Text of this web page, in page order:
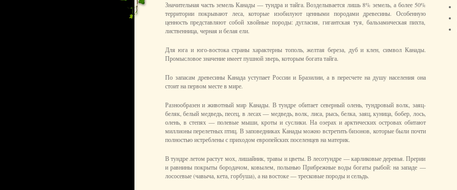
Значительная часть земель Канады — тундра и тайга. Возделывается лишь 8% земель, а более 50%
территории покрывают леса, которые изобилуют ценными породами древесины. Особенную
ценность представляют собой хвойные породы: дугласия, гигантская туя, бальзамическая пихта,
лиственница, черная и белая ели.
Для юга и юго-востока страны характерны тополь, желтая береза, дуб и клен, символ Канады.
Промысловое значение имеет пушной зверь, которым богата тайга.
По запасам древесины Канада уступает России и Бразилии, а в пересчете на душу населения она
стоит на первом месте в мире.
Разнообразен и животный мир Канады. В тундре обитает северный олень, тундровый волк, заяц-
беляк, белый медведь, песец, в лесах — медведь, волк, лиса, рысь, белка, заяц, куница, бобер, лось,
олень, в степях — полевые мыши, кроты и суслики. На озерах и арктических островах обитают
миллионы перелетных птиц. В заповедниках Канады можно встретить бизонов, которые были почти
полностью истреблены с приходом европейских поселенцев на материк.
В тундре летом растут мох, лишайник, травы и цветы. В лесотундре — карликовые деревья. Прерии
и равнины покрыты бородачом, ковылем, полынью Прибрежные воды богаты рыбой: на западе —
лососевые (чавыча, кета, горбуша), а на востоке — тресковые породы и сельдь.